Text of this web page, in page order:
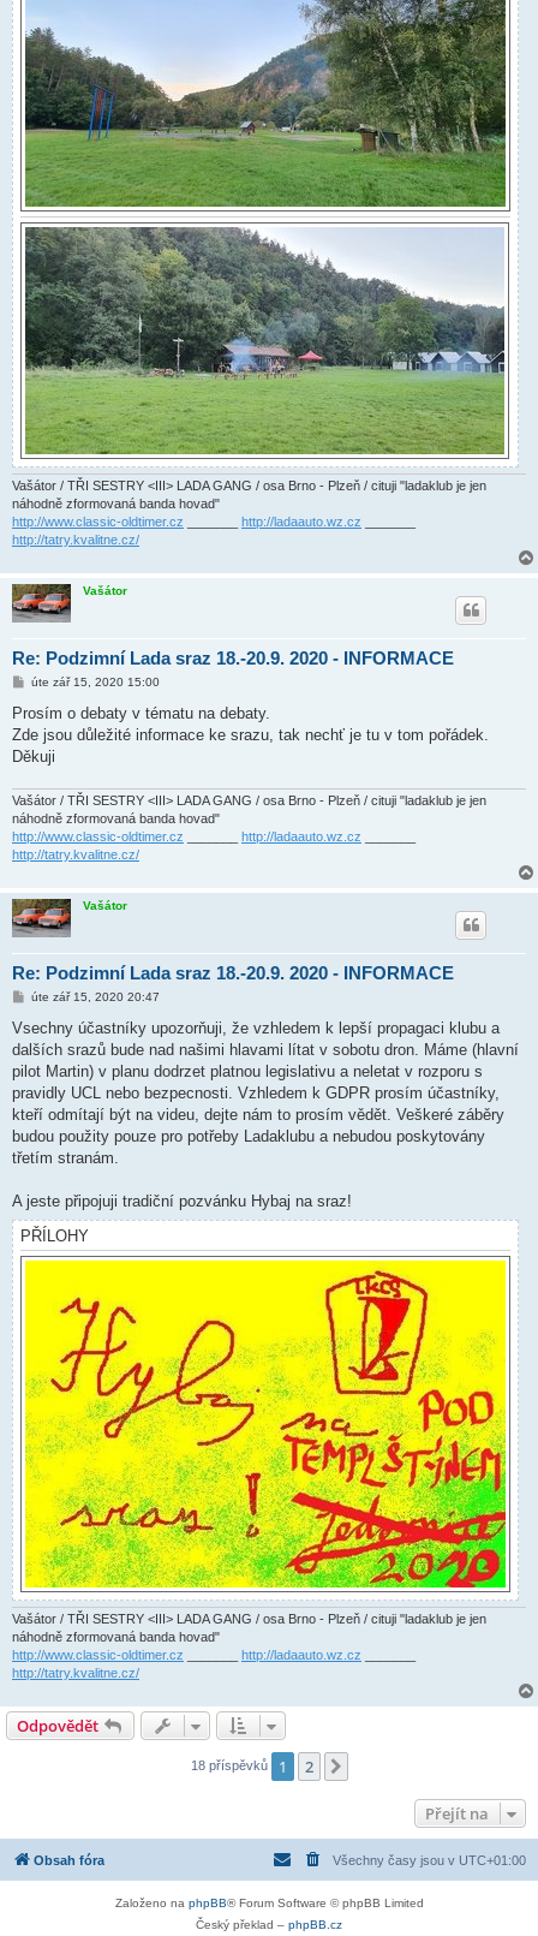
Vašátor / TŘI SESTRY <III> LADA GANG / osa Brno - Plzeň / cituji "ladaklub je jen
náhodně zformovaná banda hovad"
http://www.classic-oldtimer.cz
http://ladaauto.wz.cz
http://tatry.kvalitne.cz/
Vašátor
Re: Podzimní Lada sraz 18.-20.9. 2020 - INFORMACE
P
í
p
ě
k
úte zář 15, 2020 15:00
Prosím o debaty v tématu na debaty.
Zde jsou důležité informace ke srazu, tak nechť je tu v tom pořádek.
Děkuji
Vašátor / TŘI SESTRY <III> LADA GANG / osa Brno - Plzeň / cituji "ladaklub je jen
náhodně zformovaná banda hovad"
http://www.classic-oldtimer.cz
http://ladaauto.wz.cz
http://tatry.kvalitne.cz/
Vašátor
Re: Podzimní Lada sraz 18.-20.9. 2020 - INFORMACE
P
í
p
ě
e
k
úte zář 15, 2020 20:47
Vsechny účastníky upozorňuji, že vzhledem k lepší propagaci klubu a
dalších srazů bude nad našimi hlavami lítat v sobotu dron. Máme (hlavní
pilot Martin) v planu dodrzet platnou legislativu a neletat v rozporu s
pravidly UCL nebo bezpecnosti. Vzhledem k GDPR prosím účastníky,
kteří odmítají být na videu, dejte nám to prosím vědět. Veškeré záběry
budou použity pouze pro potřeby Ladaklubu a nebudou poskytovány
třetím stranám.
A jeste připojuji tradiční pozvánku Hybaj na sraz!
PŘÍLOHY
Vašátor / TŘI SESTRY <III> LADA GANG / osa Brno - Plzeň / cituji "ladaklub je jen
náhodně zformovaná banda hovad"
http://www.classic-oldtimer.cz
http://ladaauto.wz.cz
http://tatry.kvalitne.cz/
Odpovědět
18 příspěvků 1 2
Přejít na
Obsah fóra Všechny časy jsou v UTC+01:00
Založeno na phpBB® Forum Software © phpBB Limited
Český překlad – phpBB.cz